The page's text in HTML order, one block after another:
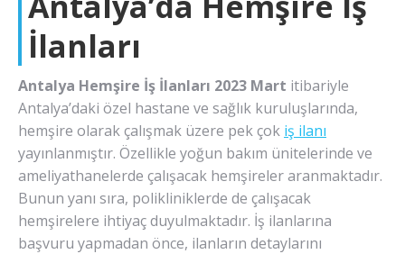
İlanları
Antalya Hemşire İş İlanları 2023 Mart itibariyle
Antalya’daki özel hastane ve sağlık kuruluşlarında,
hemşire olarak çalışmak üzere pek çok iş ilanı
yayınlanmıştır. Özellikle yoğun bakım ünitelerinde ve
ameliyathanelerde çalışacak hemşireler aranmaktadır.
Bunun yanı sıra, polikliniklerde de çalışacak
hemşirelere ihtiyaç duyulmaktadır. İş ilanlarına
başvuru yapmadan önce, ilanların detaylarını